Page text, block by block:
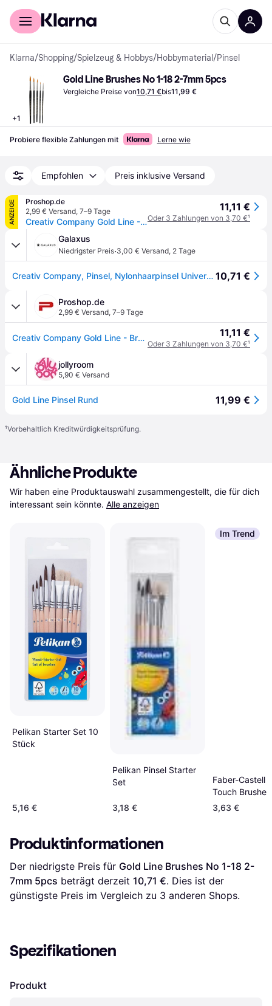
Für Shopper
Klarna/Shopping/Spielzeug & Hobbys/Hobbymaterial /Pinsel
+1
Gold Line Brushes No 1-18 2-7mm 5pcs
Vergleiche Preise von10,71 €bis11,99 €
Probiere flexible Zahlungen mit Lerne wie
Empfohlen Preis inklusive Versand
ANZEIGE
Proshop.de
2,99 € Versand, 7–9 Tage
Creativ Company Gold Line - Brushes (No. 1 + 18)
11,11 €
Oder 3 Zahlungen von 3,70 €¹
Galaxus
Niedrigster Preis·3,00 € Versand, 2 Tage
Creativ Company, Pinsel, Nylonhaarpinsel Universal 5 Stück (1mm) 10,71 €
Proshop.de
2,99 € Versand, 7–9 Tage
Creativ Company Gold Line - Brushes (No. 1 + 18) 11,11 €
Oder 3 Zahlungen von 3,70 €¹
jollyroom
5,90 € Versand
Gold Line Pinsel Rund 11,99 €
¹Vorbehaltlich Kreditwürdigkeitsprüfung.
Ähnliche Produkte
Wir haben eine Produktauswahl zusammengestellt, die für dich
interessant sein könnte. Alle anzeigen
Pelikan Starter Set 10
Stück
5,16 €
Pelikan Pinsel Starter
Set
3,18 €
Im Trend
Faber-Castell
Touch
3,63 €
Produktinformationen
Der niedrigste Preis für Gold Line Brushes No 1-18 2-
7mm 5pcs beträgt derzeit 10,71 €. Dies ist der
günstigste Preis im Vergleich zu 3 anderen Shops.
Spezifikationen
Produkt